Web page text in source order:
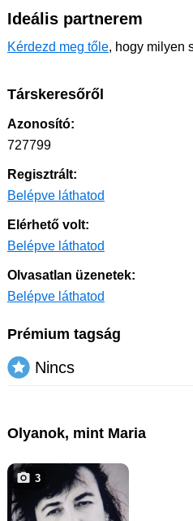
Ideális partnerem
Kérdezd meg tőle, hogy milyen
Társkeresőről
Azonosító:
727799
Regisztrált:
Belépve láthatod
Elérhető volt:
Belépve láthatod
Olvasatlan üzenetek:
Belépve láthatod
Prémium tagság
Nincs
Olyanok, mint Maria
3